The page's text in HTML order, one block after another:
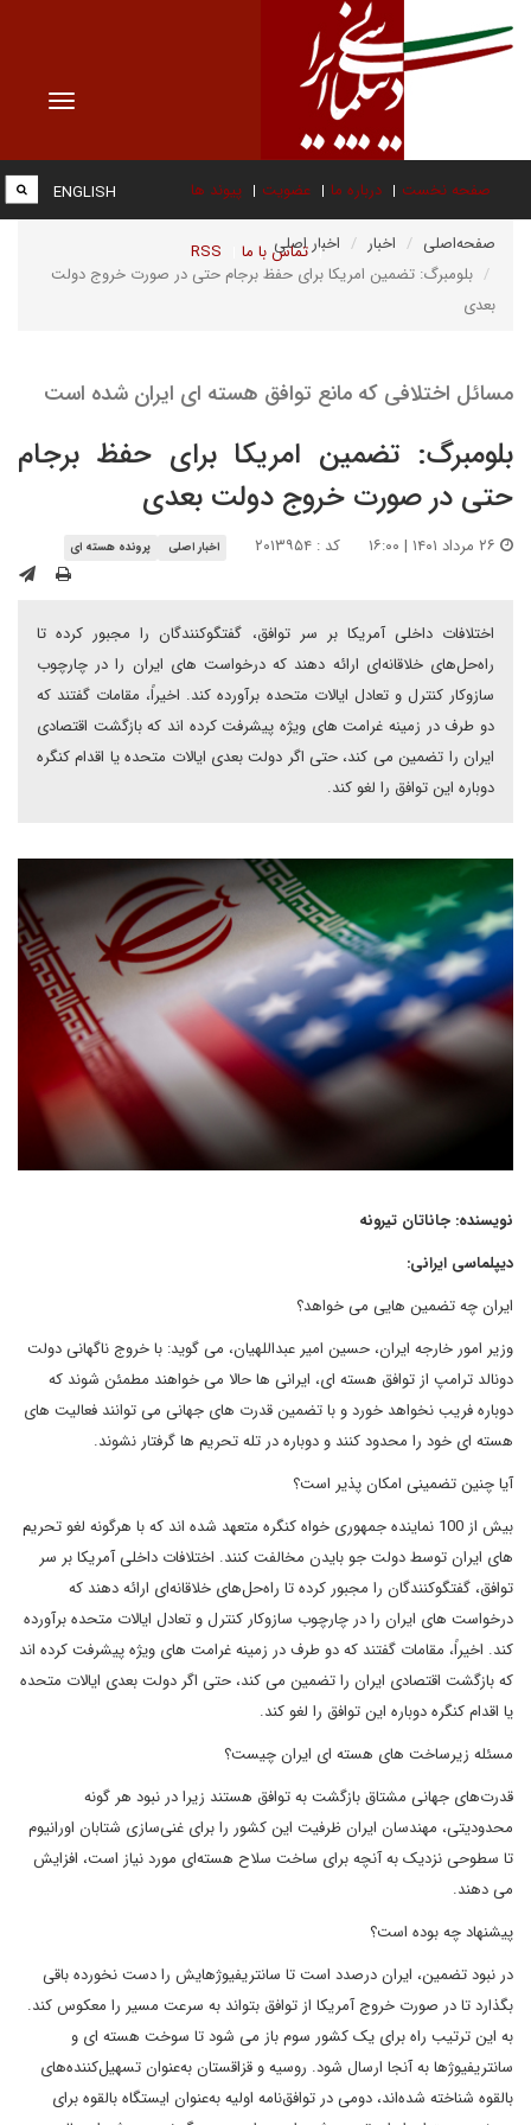
Toggle
صفحه نخست درباره ما عضویت پیوند ها
تماس با ما RSS
ENGLISH
صفحه‌اصلی اخبار
اخبار اصلی
بلومبرگ: تضمین امریکا برای حفظ برجام حتی در صورت خروج دولت
بعدی
مسائل اختلافی که مانع توافق هسته ای ایران شده است
بلومبرگ: تضمین امریکا برای حفظ برجام
حتی در صورت خروج دولت بعدی
کد : ۲۰۱۳۹۵۴ اخبار اصلی پرونده هسته ای
اختلافات داخلی آمریکا بر سر توافق، گفتگوکنندگان را مجبور کرده تا
راه‌حل‌های خلاقانه‌ای ارائه دهند که درخواست های ایران را در چارچوب
سازوکار کنترل و تعادل ایالات متحده برآورده کند. اخیراً، مقامات گفتند که
دو طرف در زمینه غرامت های ویژه پیشرفت کرده اند که بازگشت اقتصادی
ایران را تضمین می کند، حتی اگر دولت بعدی ایالات متحده یا اقدام کنگره
دوباره این توافق را لغو کند.
نویسنده: جاناتان تیرونه
دیپلماسی ایرانی:
ایران چه تضمین هایی می خواهد؟
وزیر امور خارجه ایران، حسین امیر عبداللهیان، می گوید: با خروج ناگهانی دولت
دونالد ترامپ از توافق هسته ای، ایرانی ها حالا می خواهند مطمئن شوند که
دوباره فریب نخواهد خورد و با تضمین قدرت های جهانی می توانند فعالیت های
هسته ای خود را محدود کنند و دوباره در تله تحریم ها گرفتار نشوند.
آیا چنین تضمینی امکان پذیر است؟
بیش از 100 نماینده جمهوری خواه کنگره متعهد شده اند که با هرگونه لغو تحریم
های ایران توسط دولت جو بایدن مخالفت کنند. اختلافات داخلی آمریکا بر سر
توافق، گفتگوکنندگان را مجبور کرده تا راه‌حل‌های خلاقانه‌ای ارائه دهند که
درخواست های ایران را در چارچوب سازوکار کنترل و تعادل ایالات متحده برآورده
کند. اخیراً، مقامات گفتند که دو طرف در زمینه غرامت های ویژه پیشرفت کرده اند
که بازگشت اقتصادی ایران را تضمین می کند، حتی اگر دولت بعدی ایالات متحده
یا اقدام کنگره دوباره این توافق را لغو کند.
مسئله زیرساخت های هسته ای ایران چیست؟
قدرت‌های جهانی مشتاق بازگشت به توافق هستند زیرا در نبود هر گونه
محدودیتی، مهندسان ایران ظرفیت این کشور را برای غنی‌سازی شتابان اورانیوم
تا سطوحی نزدیک به آنچه برای ساخت سلاح هسته‌ای مورد نیاز است، افزایش
می دهند.
پیشنهاد چه بوده است؟
در نبود تضمین، ایران درصدد است تا سانتریفیوژهایش را دست نخورده باقی
بگذارد تا در صورت خروج آمریکا از توافق بتواند به سرعت مسیر را معکوس کند.
به این ترتیب راه برای یک کشور سوم باز می شود تا سوخت هسته ای و
سانتریفیوژها به آنجا ارسال شود. روسیه و قزاقستان به‌عنوان تسهیل‌کننده‌های
بالقوه شناخته شده‌اند، دومی در توافق‌نامه اولیه به‌عنوان ایستگاه بالقوه برای